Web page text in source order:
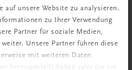
auf unsere Website zu analysieren.
zu Ihrer Verwendung
Partner für soziale Medien,
Unsere Partner führen diese
mit weiteren Daten
bereitgestellt haben oder die sie
über uns
mit 80 Mitarbeiterinnen und
verbindet: Begeisterung für unsere